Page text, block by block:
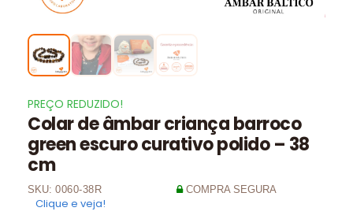
PREÇO REDUZIDO!
Colar de âmbar criança barroco
green escuro curativo polido – 38
cm
SKU: 0060-38R COMPRA SEGURA
Clique e veja!